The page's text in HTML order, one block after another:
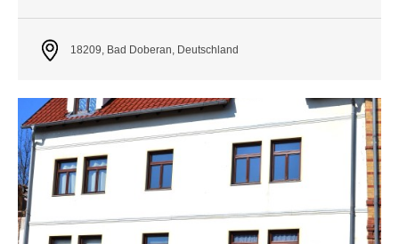
18209, Bad Doberan, Deutschland